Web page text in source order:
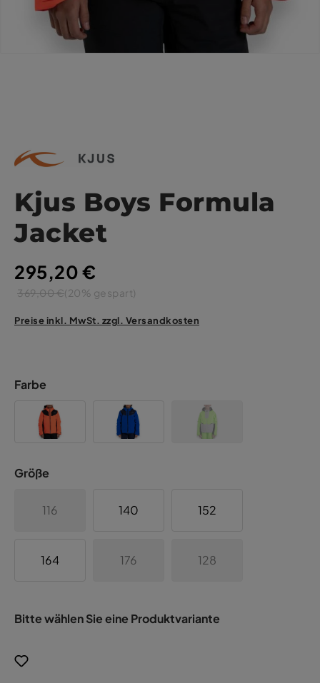
Kjus Boys Formula
Jacket
295,20 €
369,00 €(20% gespart)
Preise inkl. MwSt. zzgl. Versandkosten
Farbe
Größe
116 140 152
164 176 128
Bitte wählen Sie eine Produktvariante